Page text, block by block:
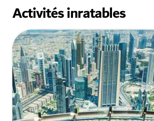
Activités inratables